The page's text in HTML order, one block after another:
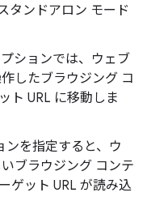
タンドアロン モード
ションでは、ウェブ
したブラウジング コ
ト URL に移動しま
ンを指定すると、ウ
ブラウジング コンテ
ゲット URL が読み込